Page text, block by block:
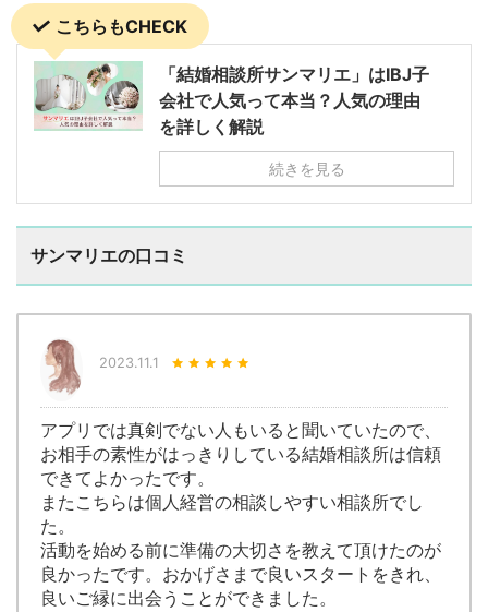
こちらもCHECK
「結婚相談所サンマリエ」はIBJ子
会社で人気って本当？人気の理由
を詳しく解説
続きを見る
サンマリエの口コミ
2023.11.1
アプリでは真剣でない人もいると聞いていたので、
お相手の素性がはっきりしている結婚相談所は信頼
できてよかったです。
またこちらは個人経営の相談しやすい相談所でし
た。
活動を始める前に準備の大切さを教えて頂けたのが
良かったです。おかげさまで良いスタートをきれ、
良いご縁に出会うことができました。